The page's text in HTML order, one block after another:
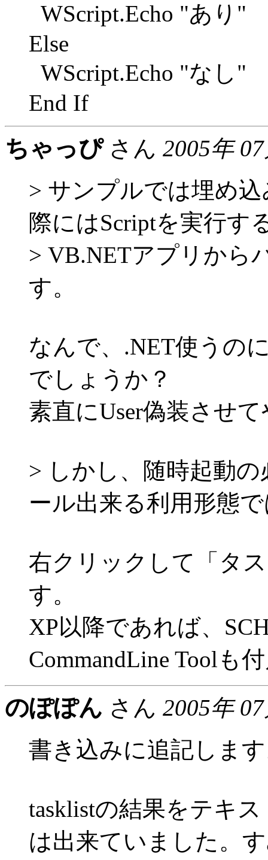
WScript.Echo "あり"
Else
WScript.Echo "なし"
End If
ちゃっぴさん 2005年
> サンプルでは埋め
際にはScriptを実行す
> VB.NETアプリから
す。
なんで、.NET使うの
でしょうか？
素直にUser偽装させ
> しかし、随時起動
ール出来る利用形態
右クリックして「タ
す。
XP以降であれば、
CommandLine Toolも
のぽぽん さん 2005年
書き込みに追記しま
tasklistの結果をテキ
は出来ていました。